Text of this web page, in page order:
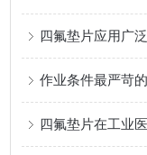
四氟垫片应用广
作业条件最严苛
四氟垫片在工业